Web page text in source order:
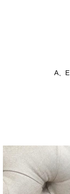
A、